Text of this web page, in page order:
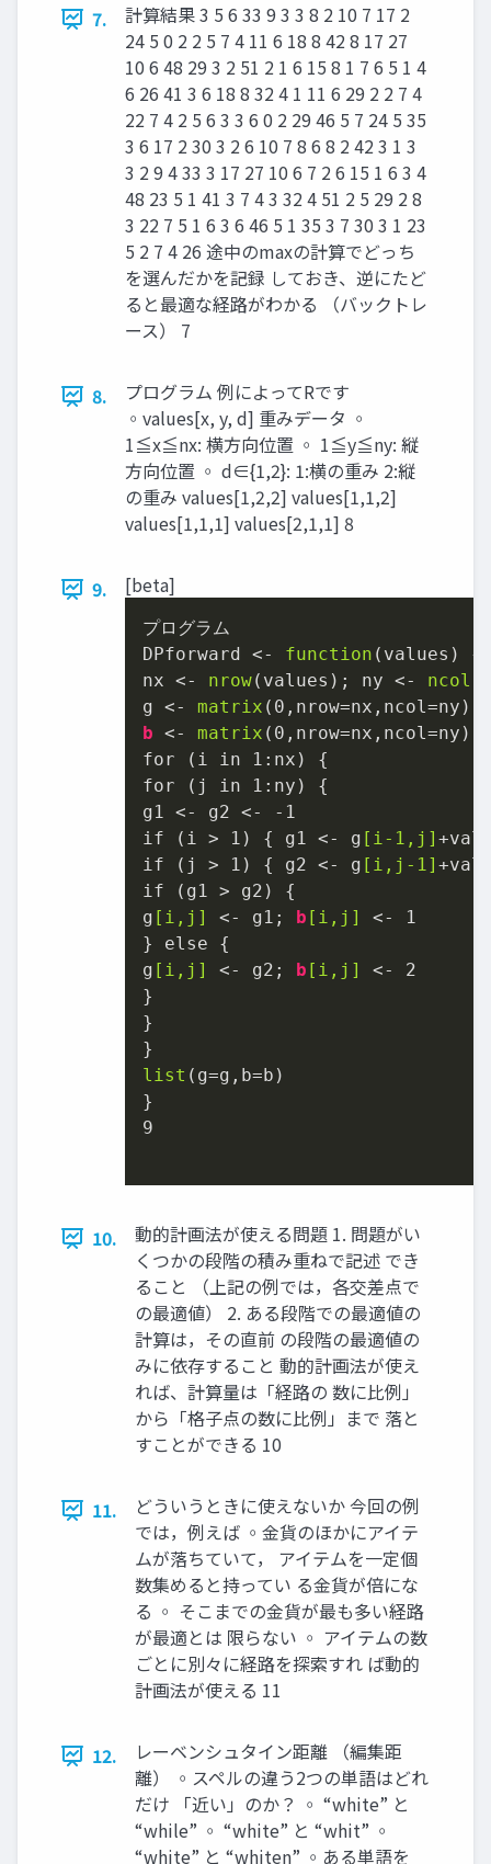
7.
計算結果 3 5 6 33 9 3 3 8 2 10 7 17 2
24 5 0 2 2 5 7 4 11 6 18 8 42 8 17 27
10 6 48 29 3 2 51 2 1 6 15 8 1 7 6 5 1 4
6 26 41 3 6 18 8 32 4 1 11 6 29 2 2 7 4
22 7 4 2 5 6 3 3 6 0 2 29 46 5 7 24 5 35
3 6 17 2 30 3 2 6 10 7 8 6 8 2 42 3 1 3
3 2 9 4 33 3 17 27 10 6 7 2 6 15 1 6 3 4
48 23 5 1 41 3 7 4 3 32 4 51 2 5 29 2 8
3 22 7 5 1 6 3 6 46 5 1 35 3 7 30 3 1 23
5 2 7 4 26 途中のmaxの計算でどっち
を選んだかを記録 しておき、逆にたど
ると最適な経路がわかる （バックトレ
ース） 7
8.
プログラム 例によってRです
◦values[x, y, d] 重みデータ ◦
1≦x≦nx: 横方向位置 ◦ 1≦y≦ny: 縦
方向位置 ◦ d∈{1,2}: 1:横の重み 2:縦
の重み values[1,2,2] values[1,1,2]
values[1,1,1] values[2,1,1] 8
9. [beta]
プログラム
DPforward <- function (values) {
nx <- nrow(values); ny <- ncol
g <- matrix ( 0
b <- matrix ( 0 ,nrow=nx,ncol=ny)
for (i in
1 :nx) {
for (j in
1 :ny) {
g1 <- g2 <- - 1
if (i >
1 ) { g1 <- g [i-1,j]
if (j >
1 ) { g2 <- g [i,j-1]
if (g1 > g2) {
g [i,j] <- g1; b [i,j] <-
1
} else {
g [i,j] <- g2; b [i,j] <- 2
}
}
list (g=g,b=b)
9
10.
動的計画法が使える問題 1. 問題がい
くつかの段階の積み重ねで記述 でき
ること （上記の例では，各交差点で
の最適値） 2. ある段階での最適値の
計算は，その直前 の段階の最適値の
みに依存すること 動的計画法が使え
れば、計算量は「経路の 数に比例」
から「格子点の数に比例」まで 落と
すことができる 10
11.
どういうときに使えないか 今回の例
では，例えば ◦金貨のほかにアイテ
ムが落ちていて， アイテムを一定個
数集めると持ってい る金貨が倍にな
る ◦ そこまでの金貨が最も多い経路
が最適とは 限らない ◦ アイテムの数
ごとに別々に経路を探索すれ ば動的
計画法が使える 11
12.
レーベンシュタイン距離 （編集距
離） ◦スペルの違う2つの単語はどれ
だけ 「近い」のか？ ◦ “white” と
“while” ◦ “white” と “whit” ◦
“white” と “whiten” ◦ある単語を